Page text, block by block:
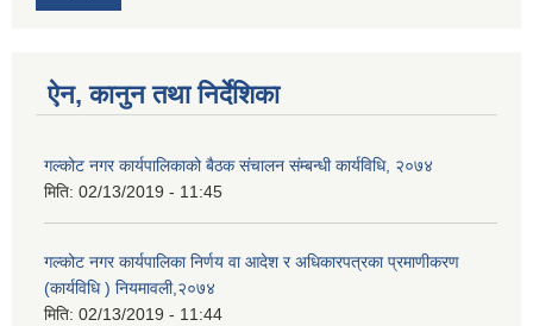
ऐन, कानुन तथा निर्देशिका
गल्कोट नगर कार्यपालिकाको बैठक संचालन संम्बन्धी कार्यविधि, २०७४
मिति: 02/13/2019 - 11:45
गल्कोट नगर कार्यपालिका निर्णय वा आदेश र अधिकारपत्रका प्रमाणीकरण
(कार्यविधि ) नियमावली,२०७४
मिति: 02/13/2019 - 11:44